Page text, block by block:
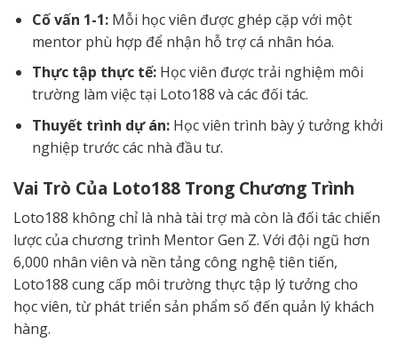
Cố vấn 1-1:Mỗi học viên được ghép cặp với một
mentor phù hợp để nhận hỗ trợ cá nhân hóa.
Thực tập thực tế:Học viên được trải nghiệm môi
trường làm việc tại Loto188 và các đối tác.
Thuyết trình dự án:Học viên trình bày ý tưởng khởi
nghiệp trước các nhà đầu tư.
Vai Trò Của Loto188 Trong Chương Trình
Loto188 không chỉ là nhà tài trợ mà còn là đối tác chiến
lược của chương trình Mentor Gen Z. Với đội ngũ hơn
6,000 nhân viên và nền tảng công nghệ tiên tiến,
Loto188 cung cấp môi trường thực tập lý tưởng cho
học viên, từ phát triển sản phẩm số đến quản lý khách
hàng.